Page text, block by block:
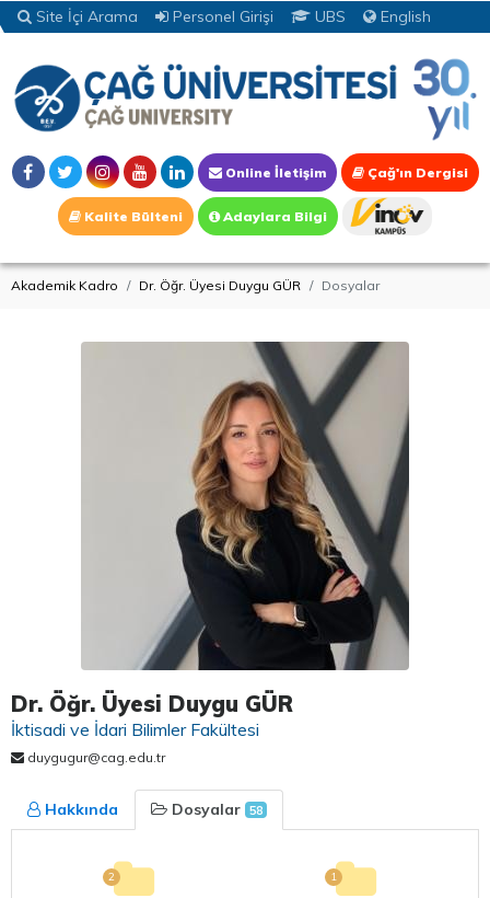
Site İçi Arama Personel Girişi UBS English
Online İletişim Çağ'ın Dergisi
Kalite Bülteni Adaylara Bilgi
Akademik Kadro Dr. Öğr. Üyesi Duygu GÜR Dosyalar
Dr. Öğr. Üyesi Duygu GÜR
İktisadi ve İdari Bilimler Fakültesi
duygugur@cag.edu.tr
Hakkında Dosyalar 58
2 1